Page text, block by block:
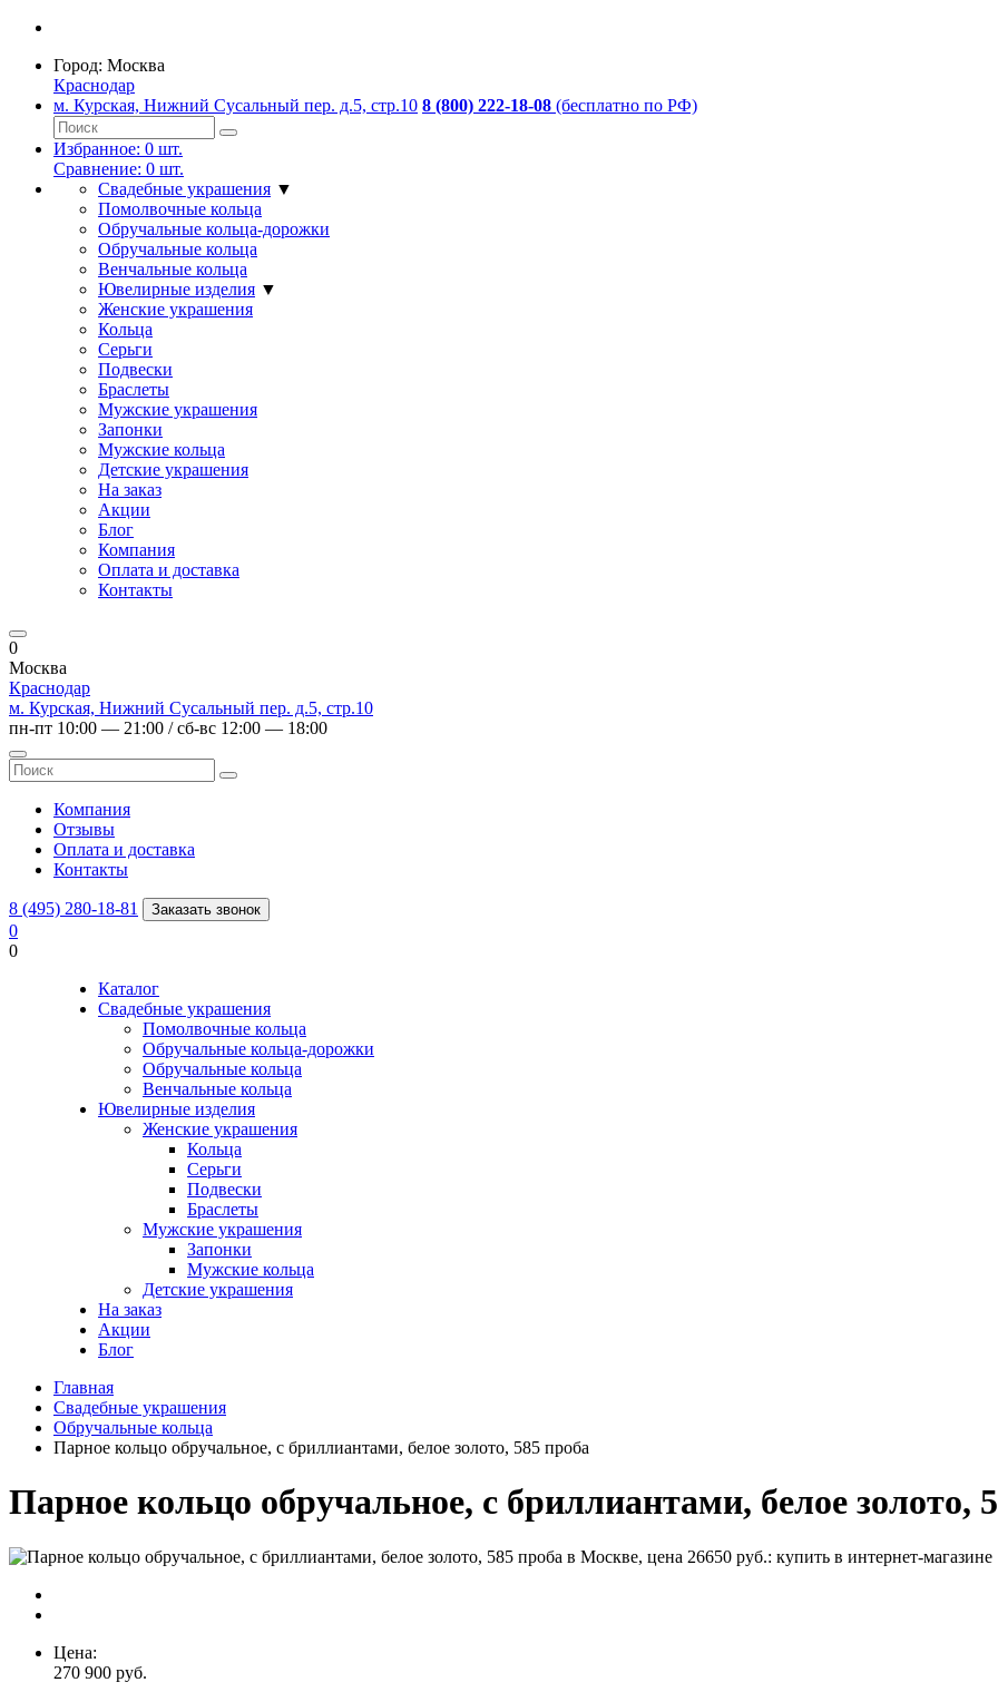
Город: Москва
Краснодар
м. Курская, Нижний Сусальный пер. д.5, стр.10 8 (800) 222-18-08 (бесплатно по РФ)
Избранное: 0 шт.
Сравнение: 0 шт.
Свадебные украшения ▼
Помолвочные кольца
Обручальные кольца-дорожки
Обручальные кольца
Венчальные кольца
Ювелирные изделия ▼
Женские украшения
Кольца
Серьги
Подвески
Браслеты
Мужские украшения
Запонки
Мужские кольца
Детские украшения
На заказ
Акции
Блог
Компания
Оплата и доставка
Контакты
0
Москва
Краснодар
м. Курская, Нижний Сусальный пер. д.5, стр.10
пн-пт 10:00 — 21:00 / сб-вс 12:00 — 18:00
Компания
Отзывы
Оплата и доставка
Контакты
8 (495) 280-18-81 Заказать звонок
0
0
Каталог
Свадебные украшения
Помолвочные кольца
Обручальные кольца-дорожки
Обручальные кольца
Венчальные кольца
Ювелирные изделия
Женские украшения
Кольца
Серьги
Подвески
Браслеты
Мужские украшения
Запонки
Мужские кольца
Детские украшения
На заказ
Акции
Блог
Главная
Свадебные украшения
Обручальные кольца
Парное кольцо обручальное, с бриллиантами, белое золото, 585 проба
Парное кольцо обручальное, с бриллиантами, белое золото,
Цена:
270 900 руб.